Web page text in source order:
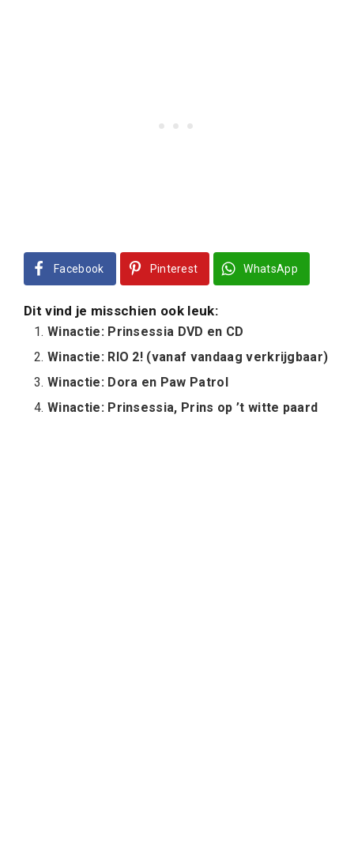
Facebook Pinterest WhatsApp
Dit vind je misschien ook leuk:
Winactie: Prinsessia DVD en CD
Winactie: RIO 2! (vanaf vandaag verkrijgbaar)
Winactie: Dora en Paw Patrol
Winactie: Prinsessia, Prins op ’t witte paard